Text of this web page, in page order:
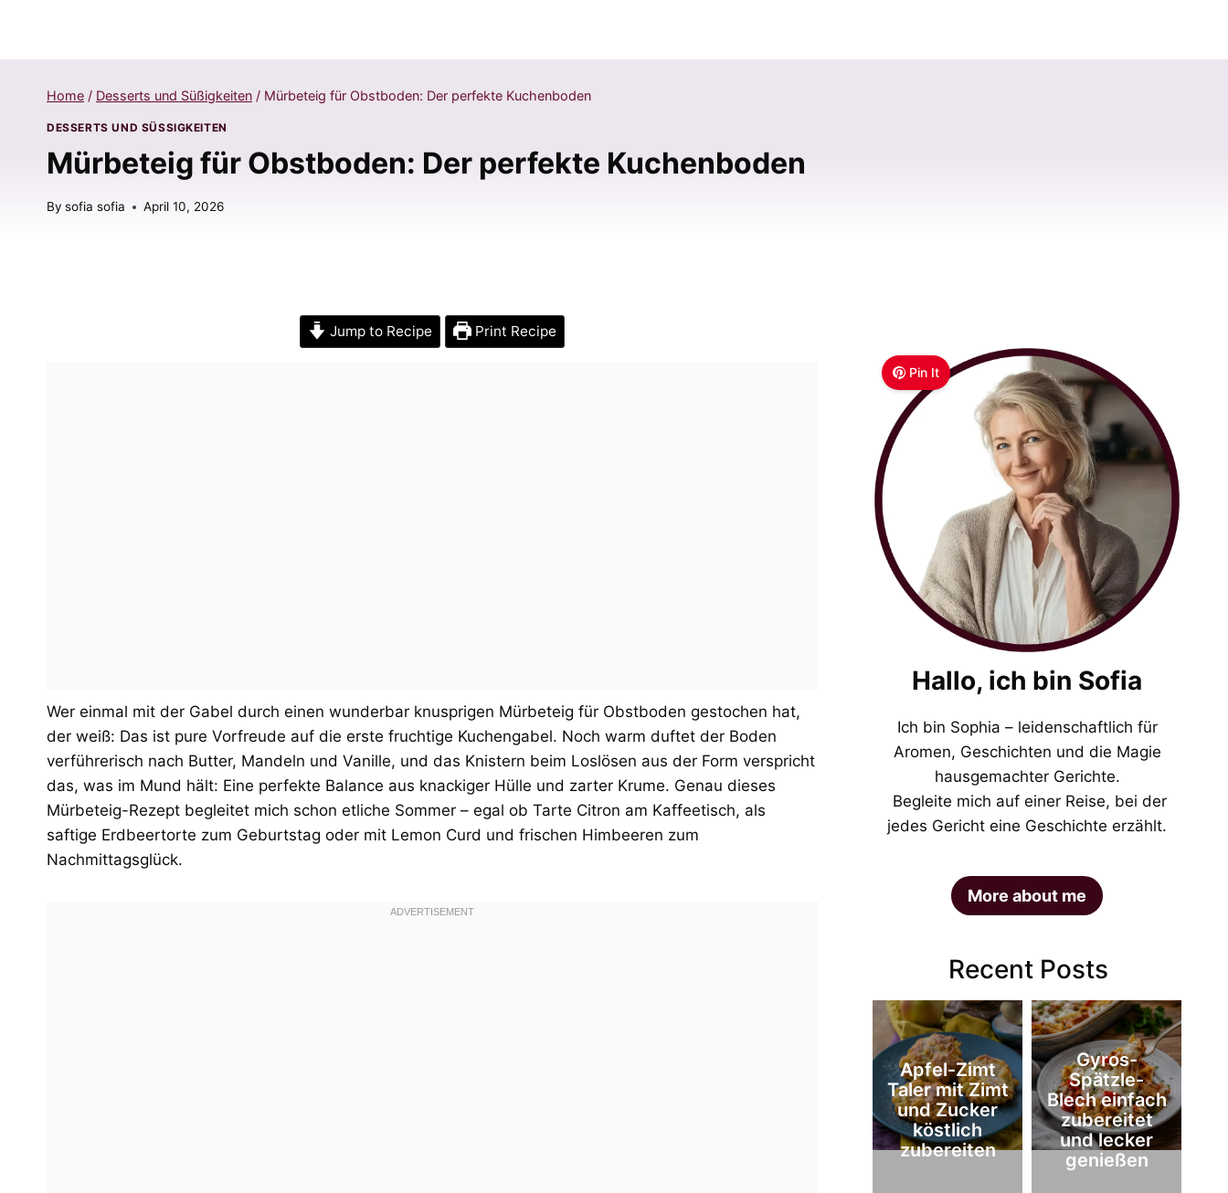
Home / Desserts und Süßigkeiten / Mürbeteig für Obstboden: Der perfekte Kuchenboden
DESSERTS UND SÜSSIGKEITEN
Mürbeteig für Obstboden: Der perfekte Kuchenboden
By sofia sofia April 10, 2026
Jump to Recipe Print Recipe
Wer einmal mit der Gabel durch einen wunderbar knusprigen Mürbeteig für Obstboden gestochen hat,
der weiß: Das ist pure Vorfreude auf die erste fruchtige Kuchengabel. Noch warm duftet der Boden
verführerisch nach Butter, Mandeln und Vanille, und das Knistern beim Loslösen aus der Form verspricht
das, was im Mund hält: Eine perfekte Balance aus knackiger Hülle und zarter Krume. Genau dieses
Mürbeteig-Rezept begleitet mich schon etliche Sommer – egal ob Tarte Citron am Kaffeetisch, als
saftige Erdbeertorte zum Geburtstag oder mit Lemon Curd und frischen Himbeeren zum
Nachmittagsglück.
Pin It
Hallo, ich bin Sofia
Ich bin Sophia – leidenschaftlich für
Aromen, Geschichten und die Magie
hausgemachter Gerichte.
Begleite mich auf einer Reise, bei der
jedes Gericht eine Geschichte erzählt.
More about me
Recent Posts
Apfel-Zimt
Taler mit Zimt
und Zucker
köstlich
zubereiten
Gyros-
Spätzle-
Blech einfach
zubereitet
und lecker
genießen